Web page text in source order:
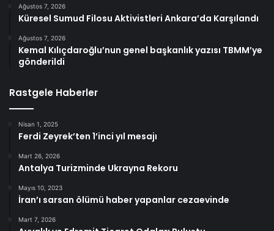
Ağustos 7, 2026
Küresel Sumud Filosu Aktivistleri Ankara’da Karşılandı
Ağustos 7, 2026
Kemal Kılıçdaroğlu’nun genel başkanlık yazısı TBMM’ye
gönderildi
Rastgele Haberler
Nisan 1, 2025
Ferdi Zeyrek’ten 1’inci yıl mesajı
Mart 26, 2026
Antalya Turizminde Ukrayna Rekoru
Mayıs 10, 2023
İran’ı sarsan ölümü haber yapanlar cezaevinde
Mart 7, 2026